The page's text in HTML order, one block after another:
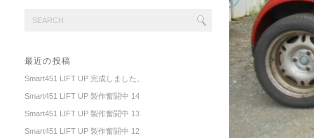
最近の投稿
Smart451 LIFT UP 完成しました。
Smart451 LIFT UP 製作奮闘中 14
Smart451 LIFT UP 製作奮闘中 13
Smart451 LIFT UP 製作奮闘中 12